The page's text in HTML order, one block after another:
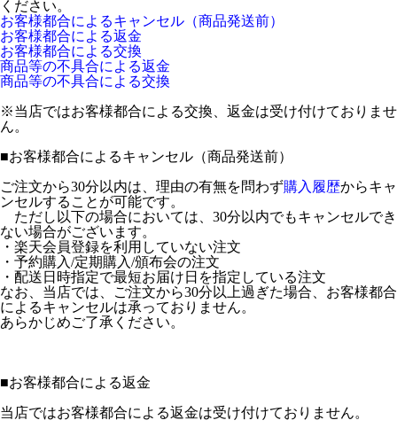
ください。
お客様都合によるキャンセル（商品発送前）
お客様都合による返金
お客様都合による交換
商品等の不具合による返金
商品等の不具合による交換
※当店ではお客様都合による交換、返金は受け付けておりませ
ん。
■お客様都合によるキャンセル（商品発送前）
ご注文から30分以内は、理由の有無を問わず購入履歴からキャ
ンセルすることが可能です。
ただし以下の場合においては、30分以内でもキャンセルでき
ない場合がございます。
・楽天会員登録を利用していない注文
・予約購入/定期購入/頒布会の注文
・配送日時指定で最短お届け日を指定している注文
なお、当店では、ご注文から30分以上過ぎた場合、お客様都合
によるキャンセルは承っておりません。
あらかじめご了承ください。
■お客様都合による返金
当店ではお客様都合による返金は受け付けておりません。